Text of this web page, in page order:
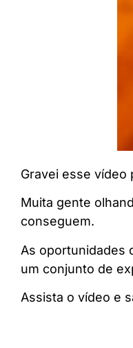
Gravei esse vídeo
Muita gente
conseguem.
As oportunidades
um conjunto de
Assista o vídeo e